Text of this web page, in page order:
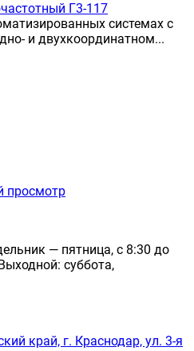
Г3-117
системах с
и двухкоординатном...
просмотр
— пятница, с 8:30 до
суббота,
край, г. Краснодар, ул. 3-я